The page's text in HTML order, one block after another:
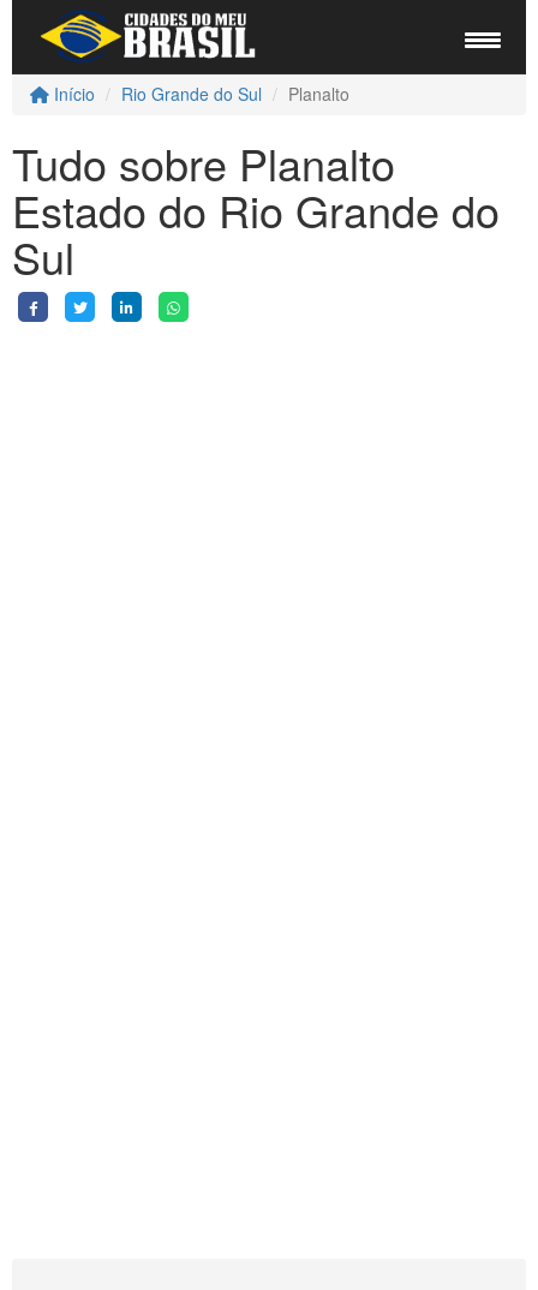
Início Rio Grande do Sul Planalto
Tudo sobre Planalto
Estado do Rio Grande do
Sul